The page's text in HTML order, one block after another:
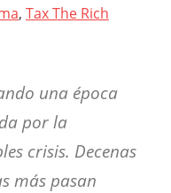
, Tax The Rich
una época
por la
crisis. Decenas
más pasan